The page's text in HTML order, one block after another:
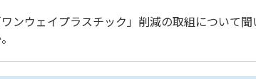
ンウェイプラスチック」削減の取組について聞